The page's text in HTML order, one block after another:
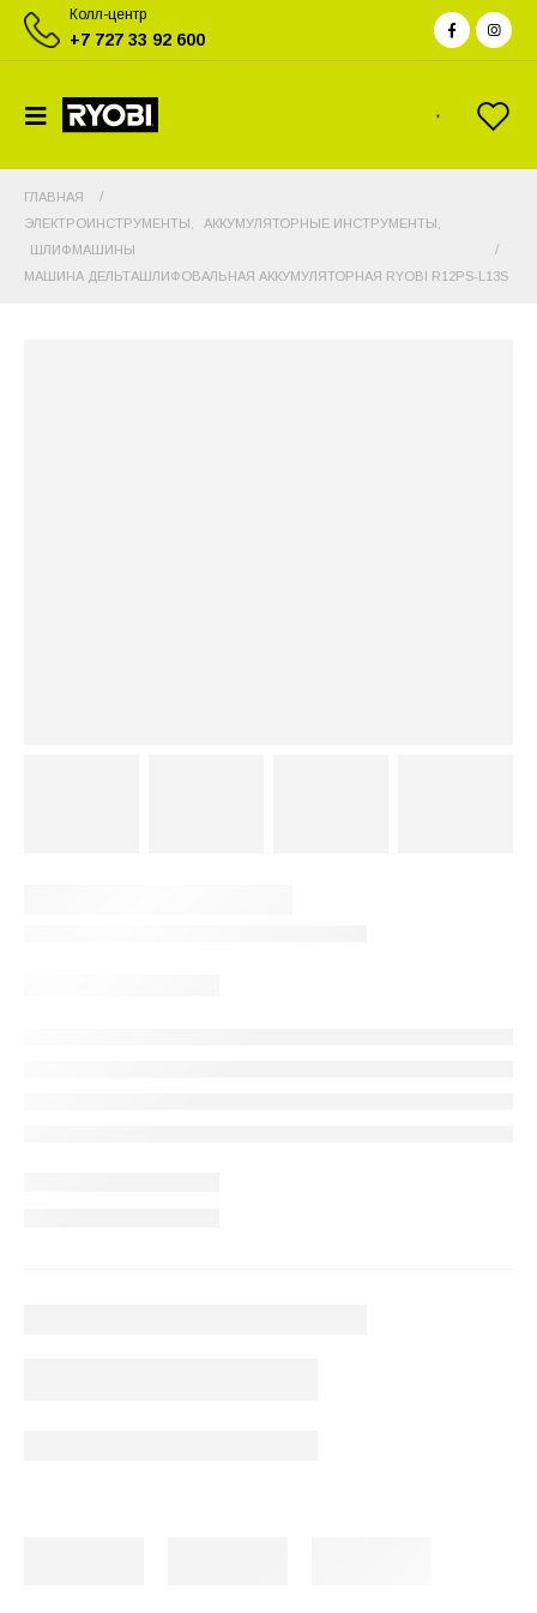
Колл-центр
+7 727 33 92 600
ГЛАВНАЯ
ЭЛЕКТРОИНСТРУМЕНТЫ
АККУМУЛЯТОРНЫЕ ИНСТРУМЕНТЫ
ШЛИФМАШИНЫ
МАШИНА ДЕЛЬТАШЛИФОВАЛЬНАЯ АККУМУЛЯТОРНАЯ RYOBI R12PS-L13S